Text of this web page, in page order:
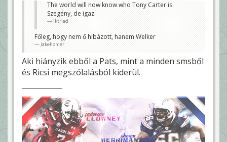
The world will now know who Tony Carter is.
Szegény, de igaz.
iktriad
Főleg, hogy nem ő hibázott, hanem Welker
Jakehomer
Aki hiányzik ebből a Pats, mint a minden smsből
és Ricsi megszólalásból kiderül.